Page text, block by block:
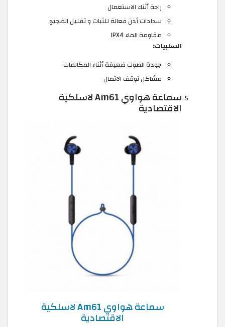
راحة أثناء الاستعمال
سدادات أذن فعالة للثبات و تقليل الضجيج
مقاومة الماء IPX4
السلبيات:
جودة الصوت ضعيفة أثناء المكالمات
مشاكل توقف الاتصال
سماعة هواوي Am61 لاسلكية
الاقتصادية
سماعة هواوي Am61 لاسلكية
الاقتصادية